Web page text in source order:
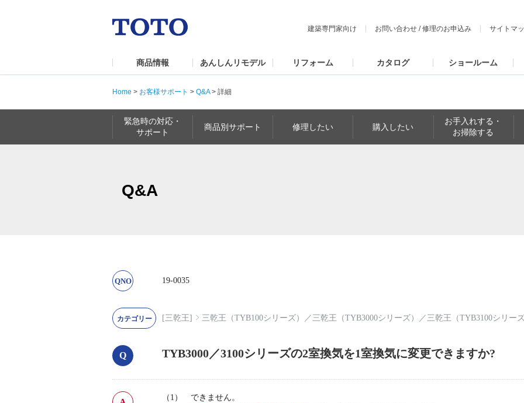
建築専門家向け お問い合わせ /修理のお申込み サイトマ
商品情報 あんしんリモデル リフォーム カタログ ショールーム
Home > お客様サポート > Q&A> 詳細
緊急時の対応・
サポート
商品別サポート 修理したい 購入したい
お手入れする・
お掃除する
Q&A
19-0035
[三乾王] 三乾王（TYB100シリーズ） ／ 三乾王（TYB3000シリーズ） ／ 三乾王（TYB3100シリー
TYB3000／3100シリーズの2室換気を1室換気に変更できますか?
（1） できません。